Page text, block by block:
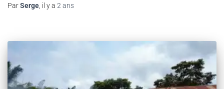
ParSerge , il y a 2 ans